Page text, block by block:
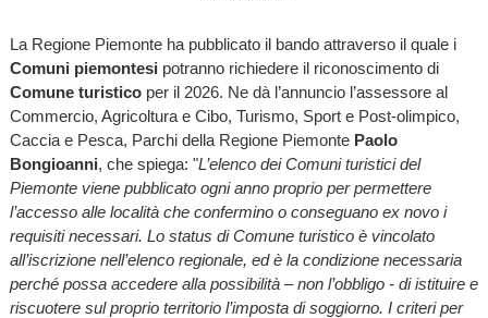
La Regione Piemonte ha pubblicato il bando attraverso il quale i
Comuni piemontesi potranno richiedere il riconoscimento di
Comune turisticoper il 2026. Ne dà l’annuncio l’assessore al
Commercio, Agricoltura e Cibo, Turismo, Sport e Post-olimpico,
Caccia e Pesca, Parchi della Regione Piemonte Paolo
Bongioanni, che spiega: "L’elenco dei Comuni turistici del
Piemonte viene pubblicato ogni anno proprio per permettere
l’accesso alle località che confermino o conseguano ex novo i
requisiti necessari. Lo status di Comune turistico è vincolato
all’iscrizione nell’elenco regionale, ed è la condizione necessaria
perché possa accedere alla possibilità – non l’obbligo - di istituire e
riscuotere sul proprio territorio l’imposta di soggiorno. I criteri per